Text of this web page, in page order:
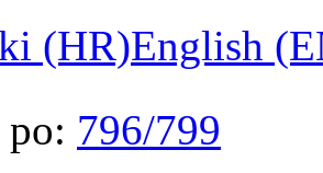
(HR)English
796/799